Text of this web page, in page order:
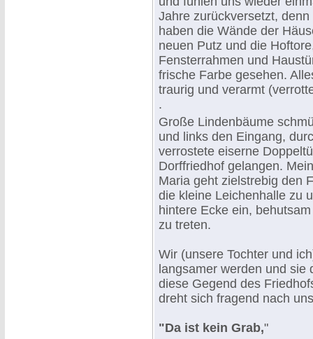
Jahre zurückversetzt, denn
haben die Wände der
neuen Putz und die
Fensterrahmen und
frische Farbe gesehen.
traurig und verarmt
.
Große Lindenbäume
und links den Eingang,
verrostete eiserne
Dorffriedhof gelangen.
Maria geht zielstrebig den
die kleine Leichenhalle zu
hintere Ecke ein,
zu treten.
Wir (unsere Tochter und
langsamer werden und
diese Gegend des
dreht sich fragend nach
"Da ist kein Grab,"